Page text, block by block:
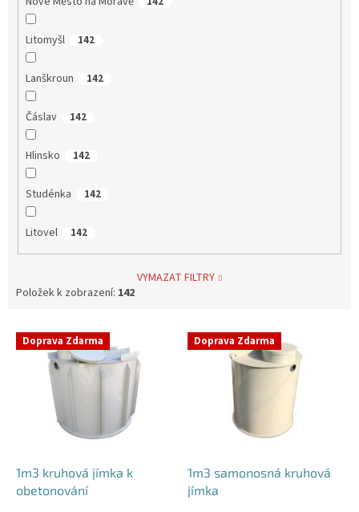
Litomyšl 142
Lanškroun 142
Čáslav 142
Hlinsko 142
Studénka 142
Litovel 142
VYMAZAT FILTRY
Položek k zobrazení: 142
V Doprava Zdarma
1m3 kruhová jímka k
obetonování
Doprava Zdarma
1m3 samonosná kruhová
jímka